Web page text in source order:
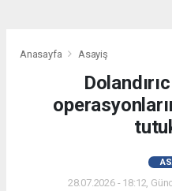
Anasayfa Asayiş
28.07.2026 - 18:12,